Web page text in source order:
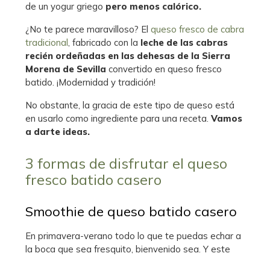
de un yogur griego pero menos calórico.
¿No te parece maravilloso? Elqueso fresco de cabra
tradicional, fabricado con la leche de las cabras
recién ordeñadas en las dehesas de la Sierra
Morena de Sevilla convertido en queso fresco
batido. ¡Modernidad y tradición!
No obstante, la gracia de este tipo de queso está
en usarlo como ingrediente para una receta.Vamos
a darte ideas.
3 formas de disfrutar el queso
fresco batido casero
Smoothie de queso batido casero
En primavera-verano todo lo que te puedas echar a
la boca que sea fresquito, bienvenido sea. Y este